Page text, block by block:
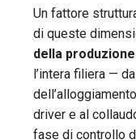
Un fattore
di queste
della produzione
l’intera filiera —
driver e al
fase di controllo